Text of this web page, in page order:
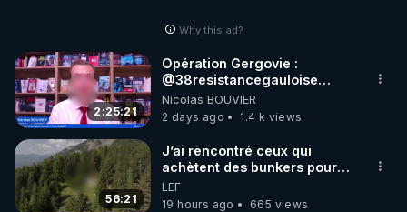
Why this ad?
2:25:21
Opération Gergovie :
‪@38resistancegauloise‬
‪@MarionSigautOfficiel‬
‪@gladysriifard5710‬ Laëtitia
Nicolas BOUVIER
2 days ago
1.4 k views
56:21
J’ai rencontré ceux qui
achètent des bunkers pour
survivre à la fin du monde
LEF
19 hours ago
665 views